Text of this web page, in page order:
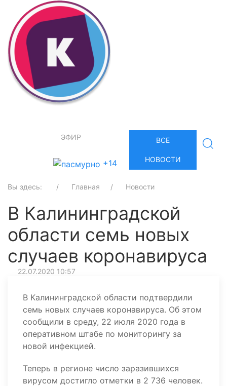
ЭФИР
+14
ВСЕ
НОВОСТИ
Вы здесь: Главная Новости
В Калининградской
области семь новых
случаев коронавируса
22.07.2020 10:57
В Калининградской области подтвердили
семь новых случаев коронавируса. Об этом
сообщили в среду, 22 июля 2020 года в
оперативном штабе по мониторингу за
новой инфекцией.
Теперь в регионе число заразившихся
вирусом достигло отметки в 2 736 человек.